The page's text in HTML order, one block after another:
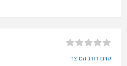
טרם דורג המוצר